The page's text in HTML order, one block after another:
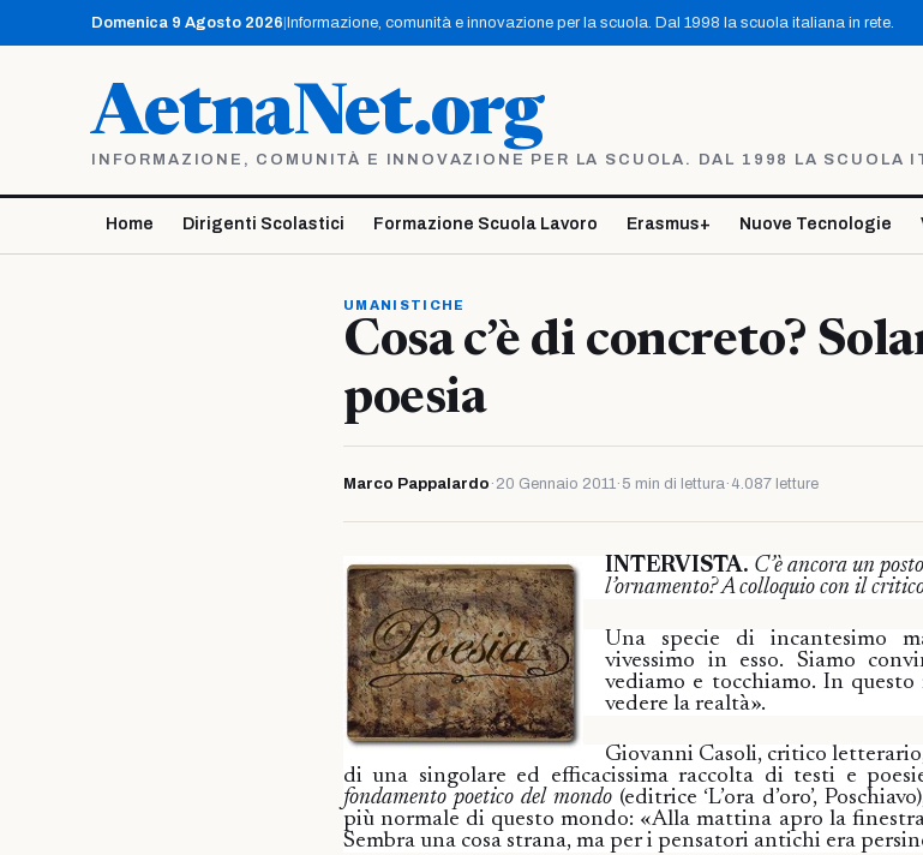
contenuto
Domenica 9 Agosto 2026 Informazione, comunità e innovazione per la scuola. Dal 1998 la scuola italiana in rete.
AetnaNet.org
INFORMAZIONE, COMUNITÀ E INNOVAZIONE PER LA SCUOLA. DAL 1998 LA SCUOLA
Home Dirigenti Scolastici Formazione Scuola Lavoro Erasmus+ Nuove Tecnologie
UMANISTICHE
Cosa c’è di concreto?
poesia
Marco Pappalardo · 20 Gennaio 2011· 5 min di lettura· 4.087 letture
INTERVISTA. C’è ancora un
l’ornamento? A colloquio con il
Una specie di incantesimo
vivessimo in esso.
Siamo
vediamo e tocchiamo. In
vedere la realtà».
Giovanni Casoli, critico
di una singolare ed efficacissima raccolta di testi e
fondamento poetico del mondo(editrice ‘L’ora d’oro’,
più normale di questo mondo: «Alla mattina apro la finestra
Sembra una cosa strana, ma per i pensatori antichi era